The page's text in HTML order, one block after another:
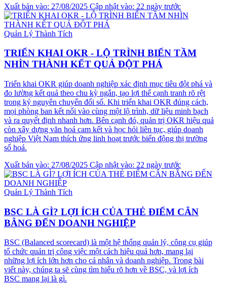
Xuất bản vào: 27/08/2025 Cập nhật vào: 22 ngày trước
Quản Lý Thành Tích
TRIỂN KHAI OKR - LỘ TRÌNH BIẾN TẦM
NHÌN THÀNH KẾT QUẢ ĐỘT PHÁ
Triển khai OKR giúp doanh nghiệp xác định mục tiêu đột phá và
đo lường kết quả theo chu kỳ ngắn, tạo lợi thế cạnh tranh rõ rệt
trong kỷ nguyên chuyển đổi số. Khi triển khai OKR đúng cách,
mọi phòng ban kết nối vào cùng một lộ trình, dữ liệu minh bạch
và ra quyết định nhanh hơn. Bên cạnh đó, quản trị OKR hiệu quả
còn xây dựng văn hoá cam kết và học hỏi liên tục, giúp doanh
nghiệp Việt Nam thích ứng linh hoạt trước biến động thị trường
số hoá.
Xuất bản vào: 27/08/2025 Cập nhật vào: 22 ngày trước
Quản Lý Thành Tích
BSC LÀ GÌ? LỢI ÍCH CỦA THẺ ĐIỂM CÂN
BẰNG ĐẾN DOANH NGHIỆP
BSC (Balanced scorecard) là một hệ thống quản lý, công cụ giúp
tổ chức quản trị công việc một cách hiệu quả hơn, mang lại
những lợi ích lớn hơn cho cá nhân và doanh nghiệp. Trong bài
viết này, chúng ta sẽ cùng tìm hiểu rõ hơn về BSC, và lợi ích
BSC mang lại là gì.